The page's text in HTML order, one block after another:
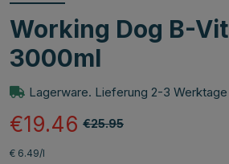
Working Dog B-
3000ml
Lagerware. Lieferung 2-3 Werktage
€25.95
€19.46
€ 6.49/l